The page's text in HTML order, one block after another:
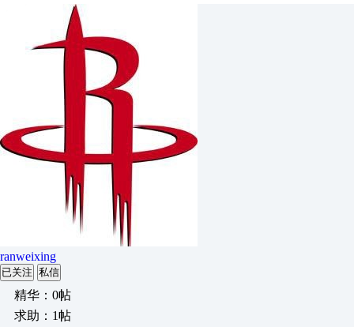
ranweixing
已关注 私信
精华：0帖
求助：1帖